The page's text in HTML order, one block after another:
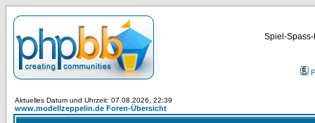
Spiel-
Aktuelles Datum und Uhrzeit: 07.08.2026, 22:39
www.modellzeppelin.de Foren-Übersicht